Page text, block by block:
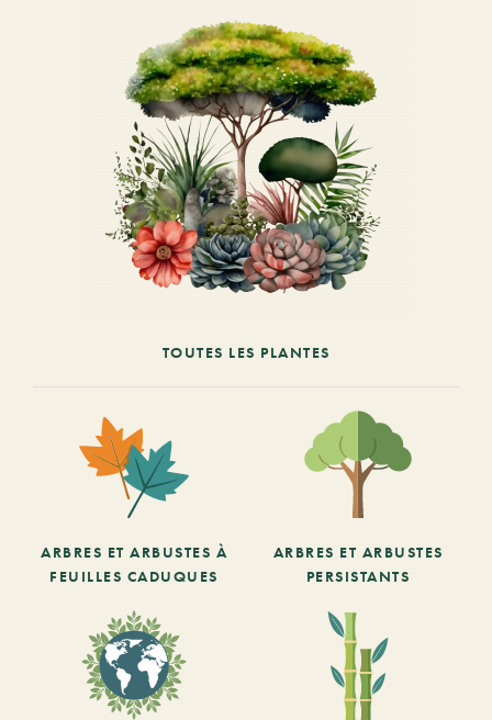
TOUTES LES PLANTES
ARBRES ET ARBUSTES À
FEUILLES CADUQUES
ARBRES ET ARBUSTES
PERSISTANTS